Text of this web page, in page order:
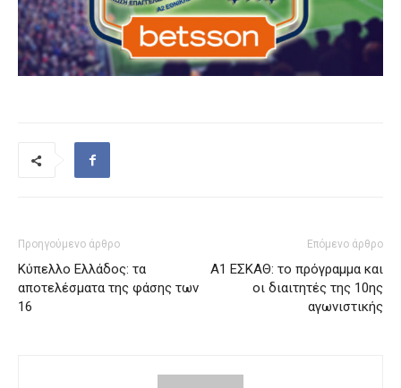
Προηγούμενο άρθρο
Κύπελλο Ελλάδος: τα
αποτελέσματα της φάσης των
16
Επόμενο άρθρο
Α1 ΕΣΚΑΘ: το πρόγραμμα και
οι διαιτητές της 10ης
αγωνιστικής